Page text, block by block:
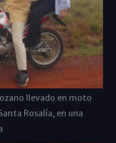
llevado en moto
Rosalía, en una